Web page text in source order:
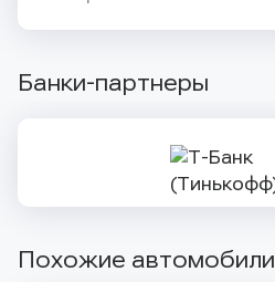
Банки-партнеры
Похожие автомобили